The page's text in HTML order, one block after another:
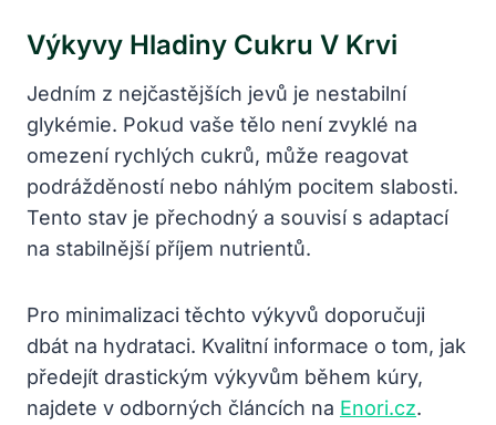
Výkyvy Hladiny Cukru V Krvi
Jedním z nejčastějších jevů je nestabilní
glykémie. Pokud vaše tělo není zvyklé na
omezení rychlých cukrů, může reagovat
podrážděností nebo náhlým pocitem slabosti.
Tento stav je přechodný a souvisí s adaptací
na stabilnější příjem nutrientů.
Pro minimalizaci těchto výkyvů doporučuji
dbát na hydrataci. Kvalitní informace o tom, jak
předejít drastickým výkyvům během kúry,
najdete v odborných článcích na Enori.cz.